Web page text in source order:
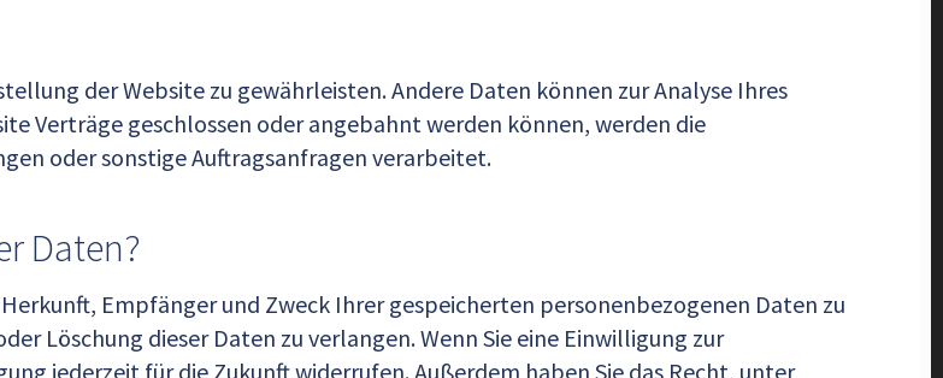
der Website zu gewährleisten. Andere Daten können zur Analyse Ihres
Verträge geschlossen oder angebahnt werden können, werden die
oder sonstige Auftragsanfragen verarbeitet.
Daten?
Empfänger und Zweck Ihrer gespeicherten personenbezogenen Daten zu
Löschung dieser Daten zu verlangen. Wenn Sie eine Einwilligung zur
jederzeit für die Zukunft widerrufen. Außerdem haben Sie das Recht, unter